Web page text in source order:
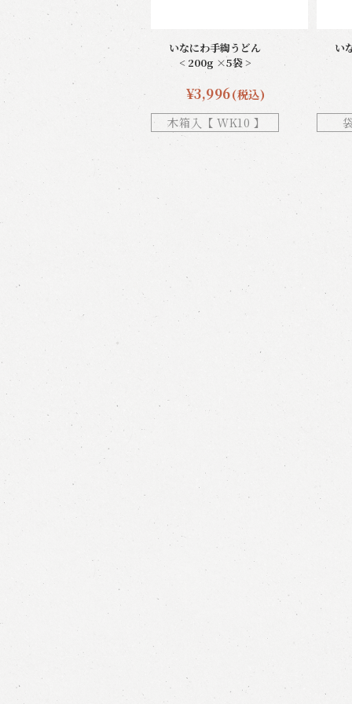
いなにわ手綯うどん
< 200g ×5袋 >
¥3,996(税込)
木箱入【 WK10 】
い